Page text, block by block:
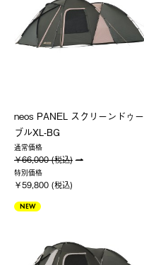
neos PANEL スクリーンドゥー
ブルXL-BG
通常価格
￥66,000 (税込)
特別価格
￥59,800 (税込)
NEW